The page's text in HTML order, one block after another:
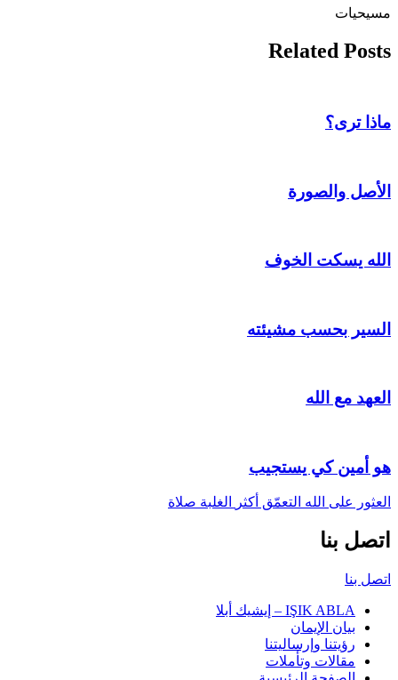
مسيحيات
Related Posts
ماذا ترى؟
الأصل والصورة
الله يسكت الخوف
السير بحسب مشيئته
العهد مع الله
هو أمين كي يستجيب
العثور على الله التعمّق أكثر الغلبة صلاة
اتصل بنا
اتصل بنا
IŞIK ABLA – إيشيك أبلا
بيان الإيمان
رؤيتنا وإرساليتنا
مقالات وتأملات